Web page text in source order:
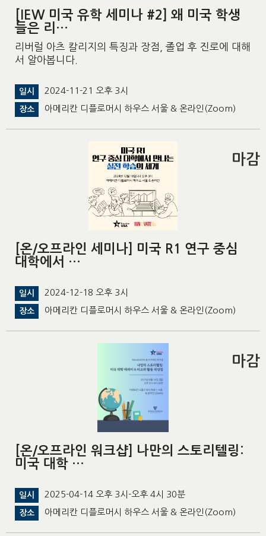
[IEW 미국 유학 세미나 #2] 왜 미국 학생
들은 리…
리버럴 아츠 칼리지의 특징과 장점, 졸업 후 진로에 대해
서 알아봅니다.
일시 2024-11-21 오후 3시
장소 아메리칸 디플로머시 하우스 서울 & 온라인(Zoom)
[온/오프라인 세미나] 미국 R1 연구 중심
대학에서 …
일시 2024-12-18 오후 3시
장소 아메리칸 디플로머시 하우스 서울 & 온라인(Zoom)
마감
[온/오프라인 워크샵] 나만의 스토리텔링:
미국 대학 …
일시 2025-04-14 오후 3시-오후 4시 30분
장소 아메리칸 디플로머시 하우스 서울 & 온라인(Zoom)
마감